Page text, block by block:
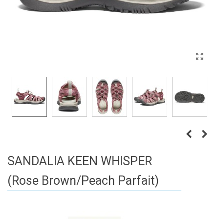
SANDALIA KEEN WHISPER
(Rose Brown/Peach Parfait)